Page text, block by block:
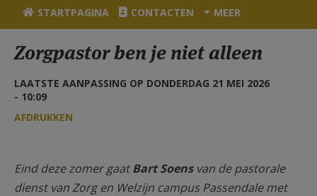
VIERINGEN
HULP
STARTPAGINA PORTAAL
AANMELDEN OF REGISTREREN
STARTPAGINA CONTACTEN MEER
Zorgpastor ben je niet alleen
LAATSTE AANPASSING OP DONDERDAG 21 MEI 2026
- 10:09
AFDRUKKEN
Eind deze zomer gaatBart Soensvan de pastorale
dienst van Zorg en Welzijn campus Passendale met